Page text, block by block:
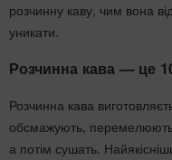
розчинну каву, чим вона
уникати.
Розчинна кава — це
Розчинна кава
обсмажують,
а потім сушать.